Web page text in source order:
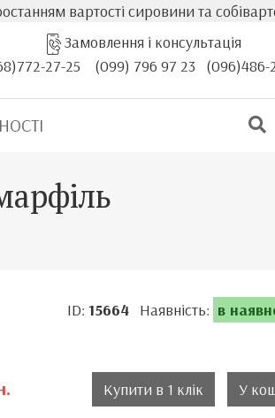
сировини та собівартості меблів,
Замовлення і консультація
27-25
(099) 796 97 23 (096)486-
ID: 15664Наявність: в
Купити в 1 клік У